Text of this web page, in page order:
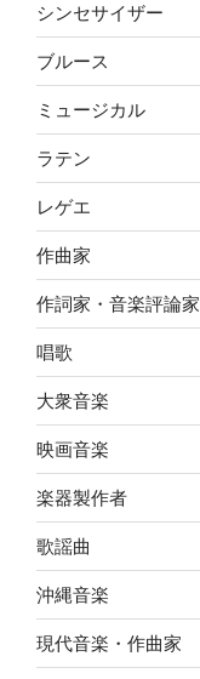
シンセサイザー
ブルース
ミュージカル
ラテン
レゲエ
作曲家
作詞家・音楽評論家
唱歌
大衆音楽
映画音楽
楽器製作者
歌謡曲
沖縄音楽
現代音楽・作曲家